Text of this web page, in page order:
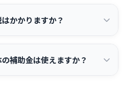
助金）」は蓄電池との同時
産業省の「需要家主導型太
支援事業」も引き続き活用
の税制優遇が活用できま
あり、取得価額の全額を即
かかりますか？
として固定資産税の対象と
補助金は使えますか？